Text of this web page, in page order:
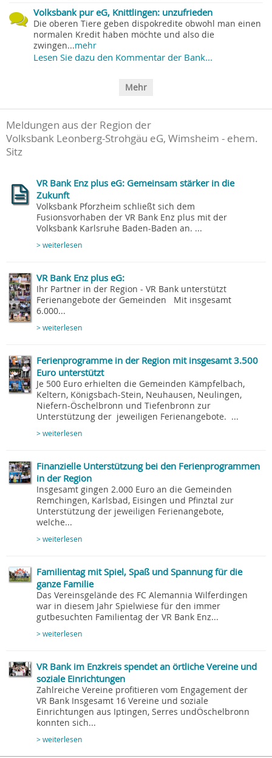
Volksbank pur eG, Knittlingen: unzufrieden
Die oberen Tiere geben dispokredite obwohl man einen
normalen Kredit haben möchte und also die
zwingen...mehr
Lesen Sie dazu den Kommentar der Bank...
Mehr
Meldungen aus der Region der
Volksbank Leonberg-Strohgäu eG, Wimsheim - ehem.
Sitz
VR Bank Enz plus eG: Gemeinsam stärker in die
Zukunft
Volksbank Pforzheim schließt sich dem
Fusionsvorhaben der VR Bank Enz plus mit der
Volksbank Karlsruhe Baden-Baden an. ...
> weiterlesen
VR Bank Enz plus eG:
Ihr Partner in der Region - VR Bank unterstützt
Ferienangebote der Gemeinden Mit insgesamt
6.000...
> weiterlesen
Ferienprogramme in der Region mit insgesamt 3.500
Euro unterstützt
Je 500 Euro erhielten die Gemeinden Kämpfelbach,
Keltern, Königsbach-Stein, Neuhausen, Neulingen,
Niefern-Öschelbronn und Tiefenbronn zur
Unterstützung der jeweiligen Ferienangebote. ...
> weiterlesen
Finanzielle Unterstützung bei den Ferienprogrammen
in der Region
Insgesamt gingen 2.000 Euro an die Gemeinden
Remchingen, Karlsbad, Eisingen und Pfinztal zur
Unterstützung der jeweiligen Ferienangebote,
welche...
> weiterlesen
Familientag mit Spiel, Spaß und Spannung für die
ganze Familie
Das Vereinsgelände des FC Alemannia Wilferdingen
war in diesem Jahr Spielwiese für den immer
gutbesuchten Familientag der VR Bank Enz...
> weiterlesen
VR Bank im Enzkreis spendet an örtliche Vereine und
soziale Einrichtungen
Zahlreiche Vereine profitieren vom Engagement der
VR Bank Insgesamt 16 Vereine und soziale
Einrichtungen aus Iptingen, Serres undÖschelbronn
konnten sich...
> weiterlesen